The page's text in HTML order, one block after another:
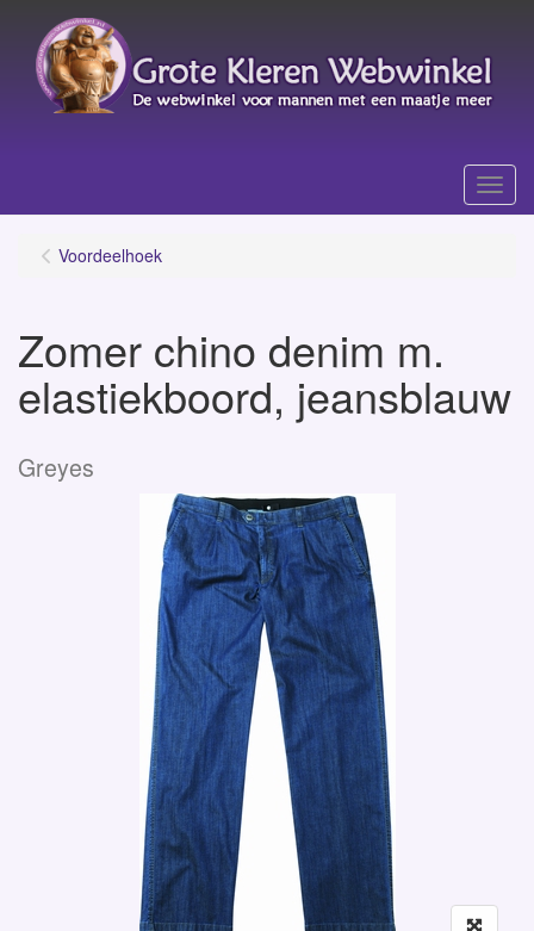
Menu
Voordeelhoek
Zomer chino denim m.
elastiekboord, jeansblauw
Greyes